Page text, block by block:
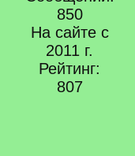
850
На сайте с
2011 г.
Рейтинг:
807